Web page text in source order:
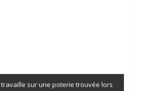
sur une poterie trouvée lors